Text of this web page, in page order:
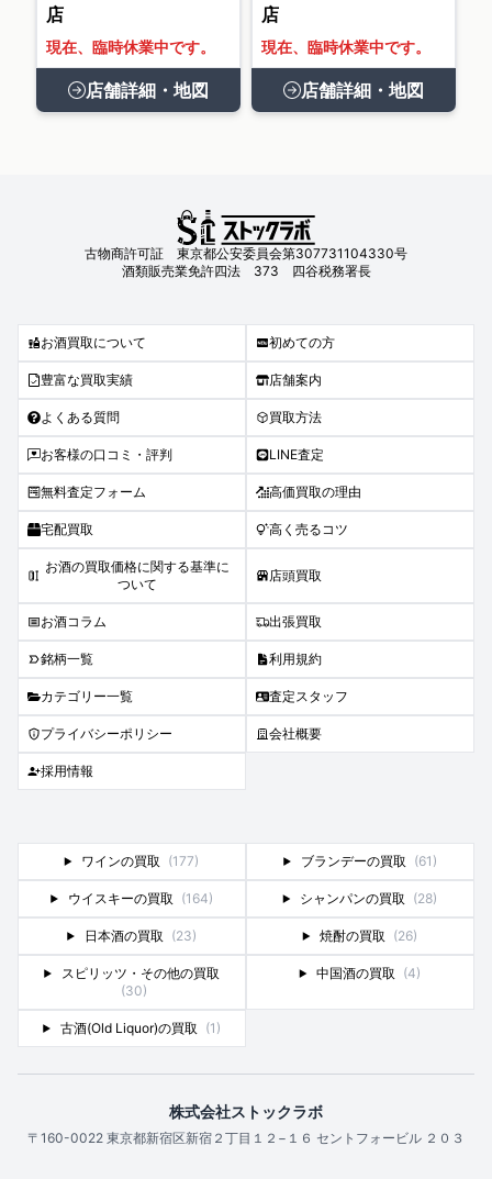
店
現在、臨時休業中です。
店舗詳細・地図
店
現在、臨時休業中です。
店舗詳細・地図
古物商許可証 東京都公安委員会第307731104330号
酒類販売業免許四法 373 四谷税務署長
お酒買取について 初めての方
豊富な買取実績 店舗案内
よくある質問 買取方法
お客様の口コミ・評判 LINE査定
無料査定フォーム 高価買取の理由
宅配買取 高く売るコツ
お酒の買取価格に関する基準に
ついて
店頭買取
お酒コラム 出張買取
銘柄一覧 利用規約
カテゴリー一覧 査定スタッフ
プライバシーポリシー 会社概要
採用情報
ワインの買取 (177) ブランデーの買取 (61)
ウイスキーの買取 (164) シャンパンの買取 (28)
日本酒の買取 (23) 焼酎の買取 (26)
スピリッツ・その他の買取
(30)
中国酒の買取 (4)
古酒(Old Liquor)の買取 (1)
株式会社ストックラボ
〒160-0022 東京都新宿区新宿２丁目１２−１６ セントフォービル ２０３